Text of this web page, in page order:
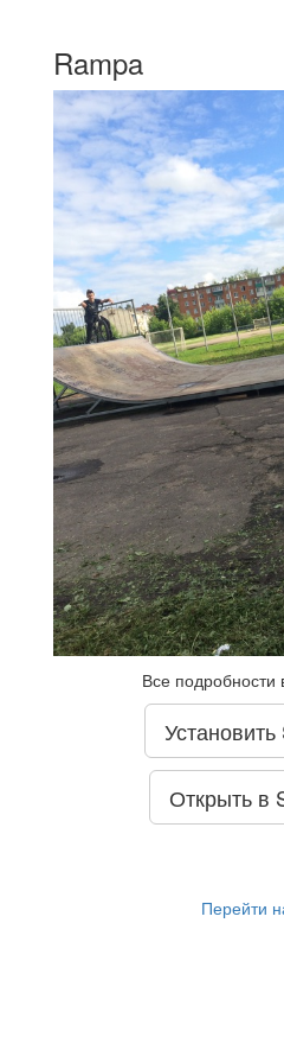
Rampa
Все подробности
Открыть в
Перейти